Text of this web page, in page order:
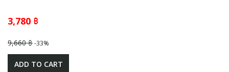
3,780 ฿
9,660 ฿-33%
ADD TO CART